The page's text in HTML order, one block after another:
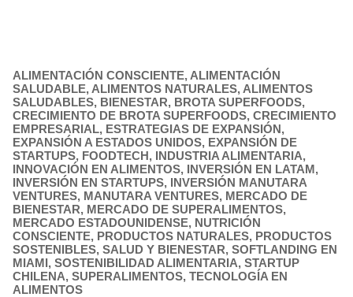
ALIMENTACIÓN CONSCIENTE, ALIMENTACIÓN
SALUDABLE, ALIMENTOS NATURALES, ALIMENTOS
SALUDABLES, BIENESTAR, BROTA SUPERFOODS,
CRECIMIENTO DE BROTA SUPERFOODS, CRECIMIENTO
EMPRESARIAL, ESTRATEGIAS DE EXPANSIÓN,
EXPANSIÓN A ESTADOS UNIDOS, EXPANSIÓN DE
STARTUPS, FOODTECH, INDUSTRIA ALIMENTARIA,
INNOVACIÓN EN ALIMENTOS, INVERSIÓN EN LATAM,
INVERSIÓN EN STARTUPS, INVERSIÓN MANUTARA
VENTURES, MANUTARA VENTURES, MERCADO DE
BIENESTAR, MERCADO DE SUPERALIMENTOS,
MERCADO ESTADOUNIDENSE, NUTRICIÓN
CONSCIENTE, PRODUCTOS NATURALES, PRODUCTOS
SOSTENIBLES, SALUD Y BIENESTAR, SOFTLANDING EN
MIAMI, SOSTENIBILIDAD ALIMENTARIA, STARTUP
CHILENA, SUPERALIMENTOS, TECNOLOGÍA EN
ALIMENTOS